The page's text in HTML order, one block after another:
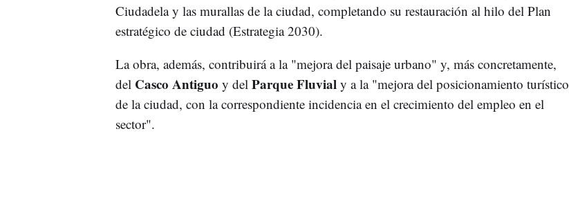
Ciudadela y las murallas de la ciudad, completando su restauración al hilo del Plan
estratégico de ciudad (Estrategia 2030).
La obra, además, contribuirá a la "mejora del paisaje urbano" y, más concretamente,
del Casco Antiguo y del Parque Fluvial y a la "mejora del posicionamiento turístico
de la ciudad, con la correspondiente incidencia en el crecimiento del empleo en el
sector".